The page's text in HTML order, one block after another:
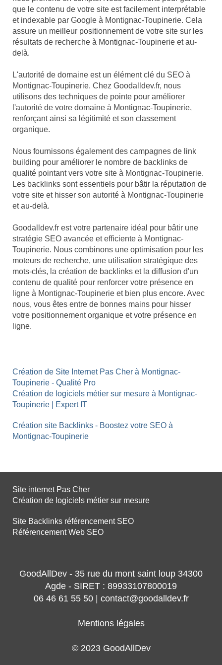
que le contenu de votre site est facilement interprétable
et indexable par Google à Montignac-Toupinerie. Cela
assure un meilleur positionnement de votre site sur les
résultats de recherche à Montignac-Toupinerie et au-
delà.
L'autorité de domaine est un élément clé du SEO à
Montignac-Toupinerie. Chez Goodalldev.fr, nous
utilisons des techniques de pointe pour améliorer
l'autorité de votre domaine à Montignac-Toupinerie,
renforçant ainsi sa légitimité et son classement
organique.
Nous fournissons également des campagnes de link
building pour améliorer le nombre de backlinks de
qualité pointant vers votre site à Montignac-Toupinerie.
Les backlinks sont essentiels pour bâtir la réputation de
votre site et hisser son autorité à Montignac-Toupinerie
et au-delà.
Goodalldev.fr est votre partenaire idéal pour bâtir une
stratégie SEO avancée et efficiente à Montignac-
Toupinerie. Nous combinons une optimisation pour les
moteurs de recherche, une utilisation stratégique des
mots-clés, la création de backlinks et la diffusion d'un
contenu de qualité pour renforcer votre présence en
ligne à Montignac-Toupinerie et bien plus encore. Avec
nous, vous êtes entre de bonnes mains pour hisser
votre positionnement organique et votre présence en
ligne.
Création de Site Internet Pas Cher à Montignac-
Toupinerie - Qualité Pro
Création de logiciels métier sur mesure à Montignac-
Toupinerie | Expert IT
Création site Backlinks - Boostez votre SEO à
Montignac-Toupinerie
Site internet Pas Cher
Création de logiciels métier sur mesure
Site Backlinks référencement SEO
Référencement Web SEO
GoodAllDev - 35 rue du mont saint loup 34300
Agde - SIRET : 89933107800019
06 46 61 55 50 | contact@goodalldev.fr
Mentions légales
© 2023 GoodAllDev